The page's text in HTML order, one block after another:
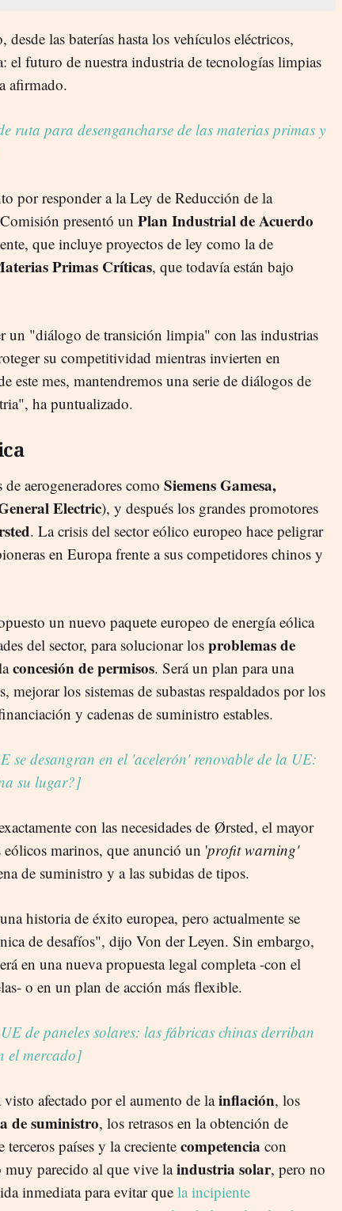
desde las baterías hasta los vehículos eléctricos,
el futuro de nuestra industria de tecnologías limpias
afirmado.
ruta para desengancharse de las materias primas y
por responder a la Ley de Reducción de la
presentó un Plan Industrial de Acuerdo
que incluye proyectos de ley como la de
Primas Críticas, que todavía están bajo
un "diálogo de transición limpia" con las industrias
su competitividad mientras invierten en
este mes, mantendremos una serie de diálogos de
ha puntualizado.
aerogeneradores como Siemens Gamesa,
Electric), y después los grandes promotores
. La crisis del sector eólico europeo hace peligrar
en Europa frente a sus competidores chinos y
un nuevo paquete europeo de energía eólica
del sector, para solucionar los problemas de
concesión de permisos. Será un plan para una
mejorar los sistemas de subastas respaldados por los
y cadenas de suministro estables.
se desangran en el 'acelerón' renovable de la UE:
su lugar?]
con las necesidades de Ørsted, el mayor
marinos, que anunció un 'profit warning'
de suministro y a las subidas de tipos.
historia de éxito europea, pero actualmente se
de desafíos", dijo Von der Leyen. Sin embargo,
en una nueva propuesta legal completa -con el
o en un plan de acción más flexible.
de paneles solares: las fábricas chinas derriban
el mercado]
afectado por el aumento de lainflación, los
de suministro, los retrasos en la obtención de
terceros países y la crecientecompetencia con
muy parecido al que vive laindustria solar, pero no
inmediata para evitar que la incipiente